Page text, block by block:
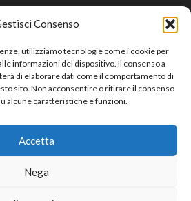
Consenso
utilizziamo tecnologie come i cookie per
informazioni del dispositivo. Il consenso a
di elaborare dati come il comportamento di
sito. Non acconsentire o ritirare il consenso
alcune caratteristiche e funzioni.
Accetta
Nega
2024 Cucchy Gioielleria